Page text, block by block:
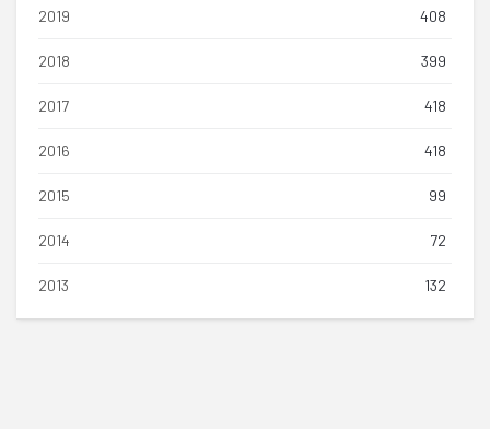
2019 408
2018 399
2017 418
2016 418
2015 99
2014 72
2013 132